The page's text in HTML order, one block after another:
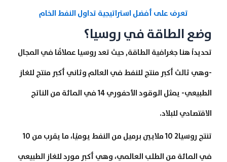
تعرف على أفضل استراتيجية تداول النفط الخام
وضع الطاقة في روسيا؟
تحديداً هنا جغرافية الطاقة, حيث تعد روسيا عملاقًا في المجال
-وهي ثالث أكبر منتج للنفط في العالم وثاني أكبر منتج للغاز
الطبيعي- يمثل الوقود الأحفوري 14 في المائة من الناتج
الاقتصادي للبلاد.
تنتج روسيا2 10 ملايين برميل من النفط يوميًا، ما يقرب من 10
في المائة من الطلب العالمي، وهي أكبر مورد للغاز الطبيعي